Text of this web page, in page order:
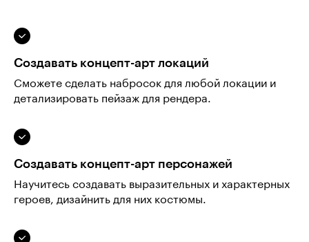
Создавать концепт-арт локаций
Сможете сделать набросок для любой локации и
детализировать пейзаж для рендера.
Создавать концепт-арт персонажей
Научитесь создавать выразительных и характерных
героев, дизайнить для них костюмы.